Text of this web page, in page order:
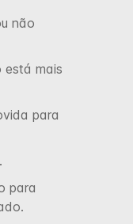
não
está mais
para
para